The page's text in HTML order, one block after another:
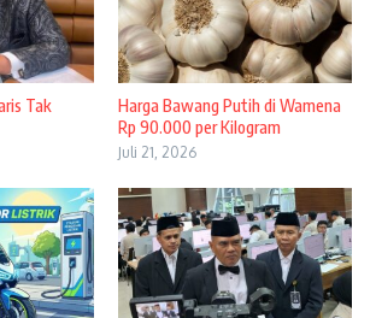
Tak
Harga Bawang Putih di Wamena
Rp 90.000 per Kilogram
Juli 21, 2026